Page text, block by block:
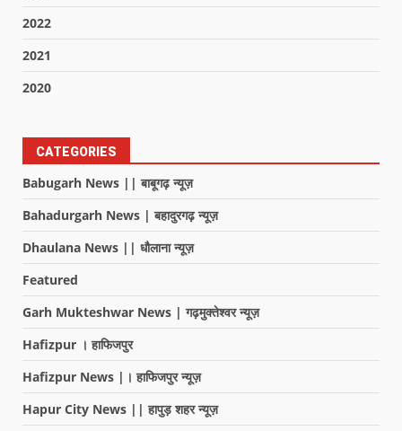
2022
2021
2020
CATEGORIES
Babugarh News || बाबूगढ़ न्यूज़
Bahadurgarh News | बहादुरगढ़ न्यूज़
Dhaulana News || धौलाना न्यूज़
Featured
Garh Mukteshwar News | गढ़मुक्तेश्वर न्यूज़
Hafizpur । हाफिजपुर
Hafizpur News |। हाफिजपुर न्यूज़
Hapur City News || हापुड़ शहर न्यूज़